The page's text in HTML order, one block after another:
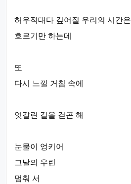
허우적대다 깊어질 우리의 시간은
흐르기만 하는데
또
다시 느낄 거침 속에
엇갈린 길을 걷곤 해
눈물이 엉키어
그날의 우린
멈춰 서